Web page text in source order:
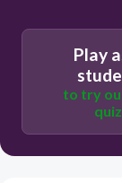
Play
to try
quiz